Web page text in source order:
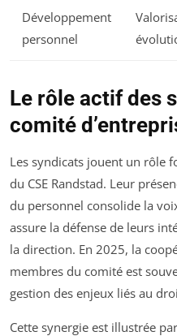
Développement
personnel
Le rôle actif des
comité
Les syndicats jouent un rôle
du CSE Randstad. Leur
du personnel consolide la
assure la défense de leurs
la direction. En 2025, la
membres du comité est
gestion des enjeux liés au
Cette synergie est illustrée